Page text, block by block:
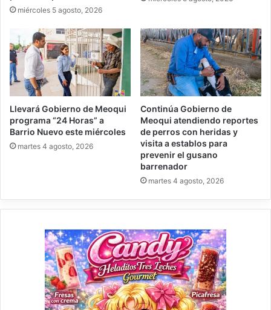
miércoles 5 agosto, 2026
Llevará Gobierno de Meoqui
programa “24 Horas” a
Barrio Nuevo este miércoles
martes 4 agosto, 2026
Continúa Gobierno de
Meoqui atendiendo reportes
de perros con heridas y
visita a establos para
prevenir el gusano
barrenador
martes 4 agosto, 2026